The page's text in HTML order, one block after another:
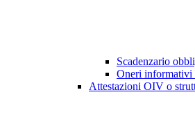
Scadenzario
Oneri informativi
Attestazioni OIV o